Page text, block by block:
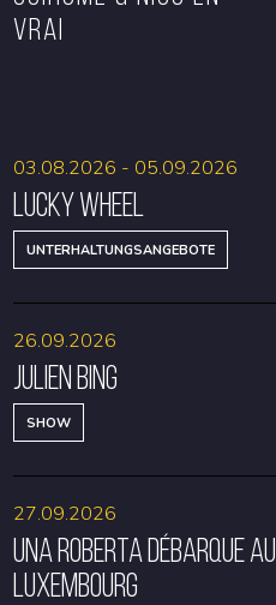
VRAI
Lucky Wheel
UNTERHALTUNGSANGEBOTE
03.08.2026 - 05.09.2026
Julien Bing
SHOW
26.09.2026
Una Roberta débarque au
Luxembourg
27.09.2026